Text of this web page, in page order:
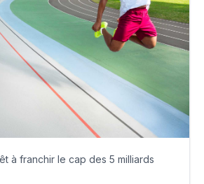
à franchir le cap des 5 milliards